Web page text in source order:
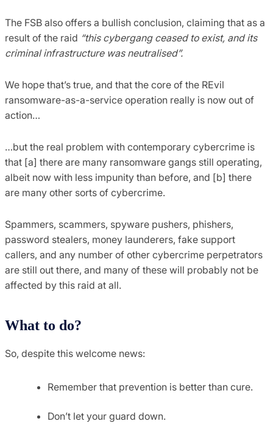
The FSB also offers a bullish conclusion, claiming that as a
result of the raid “this cybergang ceased to exist, and its
criminal infrastructure was neutralised”.
We hope that’s true, and that the core of the REvil
ransomware-as-a-service operation really is now out of
action…
…but the real problem with contemporary cybercrime is
that [a] there are many ransomware gangs still operating,
albeit now with less impunity than before, and [b] there
are many other sorts of cybercrime.
Spammers, scammers, spyware pushers, phishers,
password stealers, money launderers, fake support
callers, and any number of other cybercrime perpetrators
are still out there, and many of these will probably not be
affected by this raid at all.
What to do?
So, despite this welcome news:
Remember that prevention is better than cure.
Don’t let your guard down.